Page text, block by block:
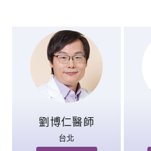
劉博仁醫師
台北